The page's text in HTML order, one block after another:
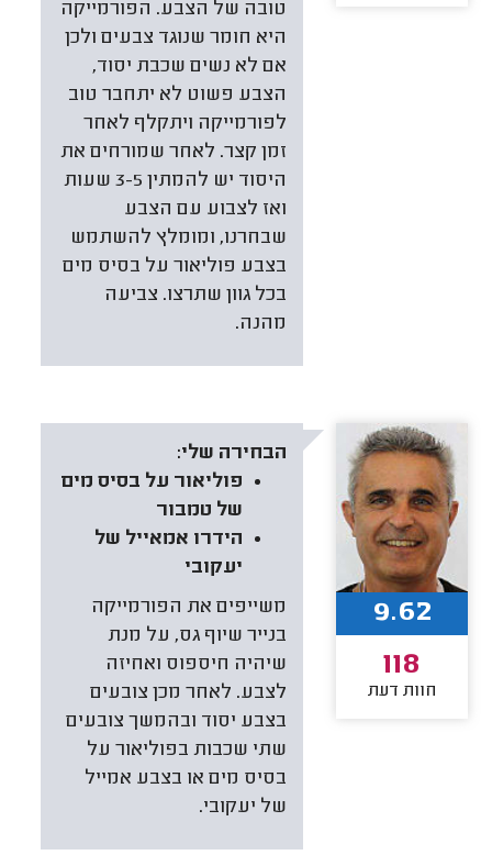
טובה של הצבע. הפורמייקה
היא חומר שנוגד צבעים ולכן
אם לא נשים שכבת יסוד,
הצבע פשוט לא יתחבר טוב
לפורמייקה ויתקלף לאחר
זמן קצר. לאחר שמורחים את
היסוד יש להמתין 3-5 שעות
ואז לצבוע עם הצבע
שבחרנו, ומומלץ להשתמש
בצבע פוליאור על בסיס מים
בכל גוון שתרצו. צביעה
מהנה.
הבחירה שלי:
פוליאור על בסיס מים
של טמבור
הידרו אמאייל של
יעקובי
משייפים את הפורמייקה
בנייר שיוף גס, על מנת
שיהיה חיספוס ואחיזה
לצבע. לאחר מכן צובעים
בצבע יסוד ובהמשך צובעים
שתי שכבות בפוליאור על
בסיס מים או בצבע אמייל
של יעקובי.
9.62
118
חוות דעת